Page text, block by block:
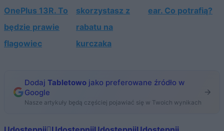
OnePlus 13R. To
będzie prawie
flagowiec
skorzystasz z
rabatu na
kurczaka
ear. Co potrafią?
Dodaj Tabletowo jako preferowane źródło w
Google
Nasze artykuły będą częściej pojawiać się w Twoich wynikach